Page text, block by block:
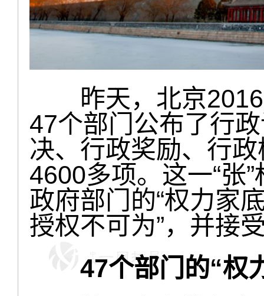
昨天，北京2016
47个部门公布了行
决、行政奖励、行
4600多项。这一“张
政府部门的“权力家
授权不可为”，并接
47个部门的“权